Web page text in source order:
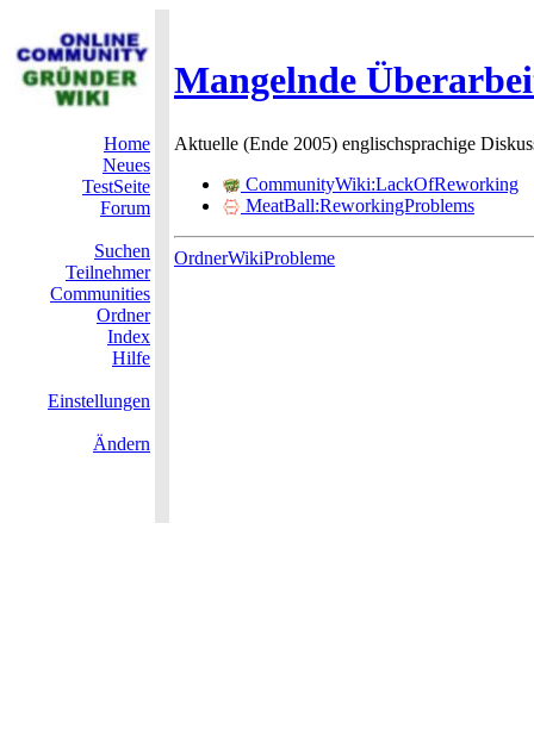
Mangelnde
Home
Neues
TestSeite
Forum
Suchen
Teilnehmer
Communities
Ordner
Index
Hilfe
Einstellungen
Ändern
Aktuelle (Ende 2005) englischsprachige
CommunityWiki:LackOfReworking
MeatBall:ReworkingProblems
OrdnerWikiProbleme